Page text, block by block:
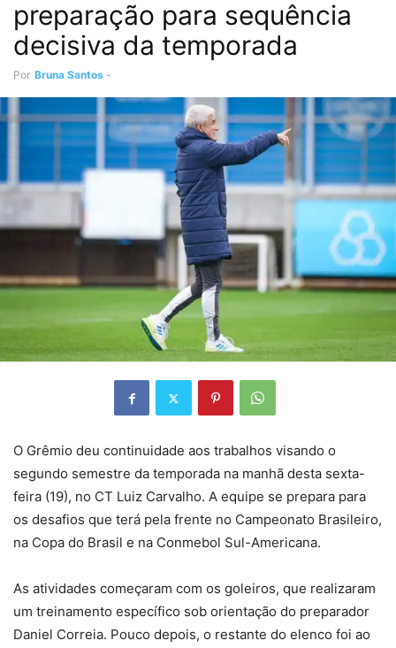
preparação para sequência
decisiva da temporada
Por Bruna Santos -
O Grêmio deu continuidade aos trabalhos visando o
segundo semestre da temporada na manhã desta sexta-
feira (19), no CT Luiz Carvalho. A equipe se prepara para
os desafios que terá pela frente no Campeonato Brasileiro,
na Copa do Brasil e na Conmebol Sul-Americana.
As atividades começaram com os goleiros, que realizaram
um treinamento específico sob orientação do preparador
Daniel Correia. Pouco depois, o restante do elenco foi ao